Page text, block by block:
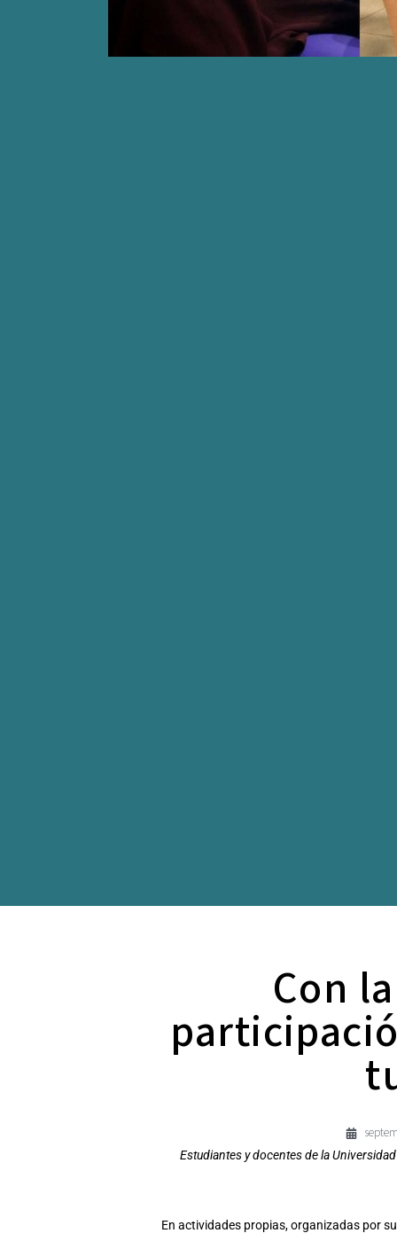
Con
Estudiantes y docentes de la
En actividades propias, organizadas por